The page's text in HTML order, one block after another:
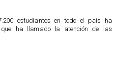
estudiantes en todo el país ha
que ha llamado la atención de las